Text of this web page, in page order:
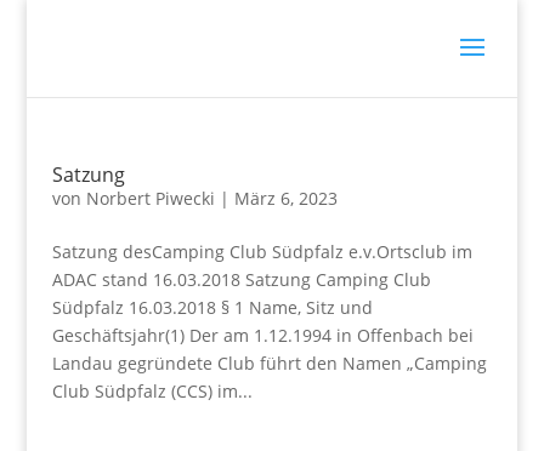
Satzung
von Norbert Piwecki | März 6, 2023
Satzung desCamping Club Südpfalz e.v.Ortsclub im
ADAC stand 16.03.2018 Satzung Camping Club
Südpfalz 16.03.2018 § 1 Name, Sitz und
Geschäftsjahr(1) Der am 1.12.1994 in Offenbach bei
Landau gegründete Club führt den Namen „Camping
Club Südpfalz (CCS) im...